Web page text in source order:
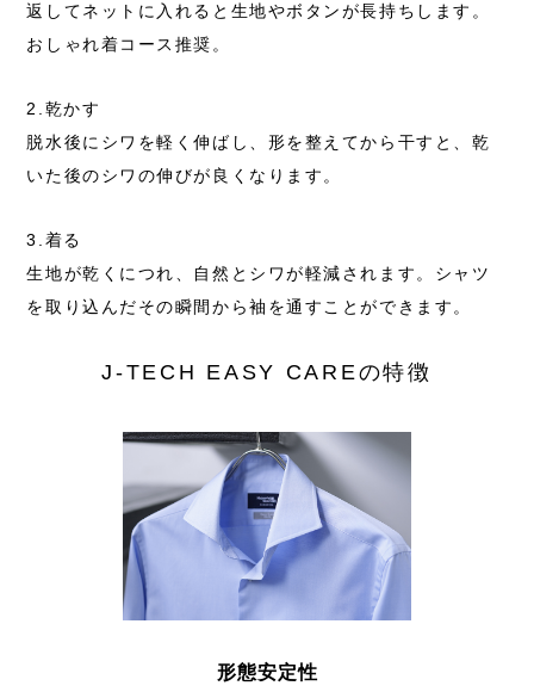
返してネットに入れると生地やボタンが長持ちします。
おしゃれ着コース推奨。
2.乾かす
脱水後にシワを軽く伸ばし、形を整えてから干すと、 乾
いた後のシワの伸びが良くなります。
3.着る
生地が乾くにつれ、自然とシワが軽減されます。 シャツ
を取り込んだその瞬間から袖を通すことができます。
J-TECH EASY CAREの特徴
形態安定性